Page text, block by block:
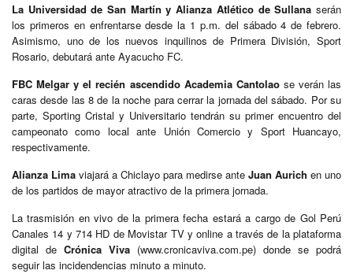
La Universidad de San Martín y Alianza Atlético de Sullana serán
los primeros en enfrentarse desde la 1 p.m. del sábado 4 de febrero.
Asimismo, uno de los nuevos inquilinos de Primera División, Sport
Rosario, debutará ante Ayacucho FC.
FBC Melgar y el recién ascendido Academia Cantolaose verán las
caras desde las 8 de la noche para cerrar la jornada del sábado. Por su
parte, Sporting Cristal y Universitario tendrán su primer encuentro del
campeonato como local ante Unión Comercio y Sport Huancayo,
respectivamente.
Alianza Lima viajará a Chiclayo para medirse ante Juan Aurich en uno
de los partidos de mayor atractivo de la primera jornada.
La trasmisión en vivo de la primera fecha estará a cargo de Gol Perú
Canales 14 y 714 HD de Movistar TV y online a través de la plataforma
digital de Crónica Viva (www.cronicaviva.com.pe) donde se podrá
seguir las incidendencias minuto a minuto.